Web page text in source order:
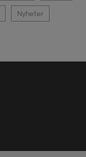
Nyheter